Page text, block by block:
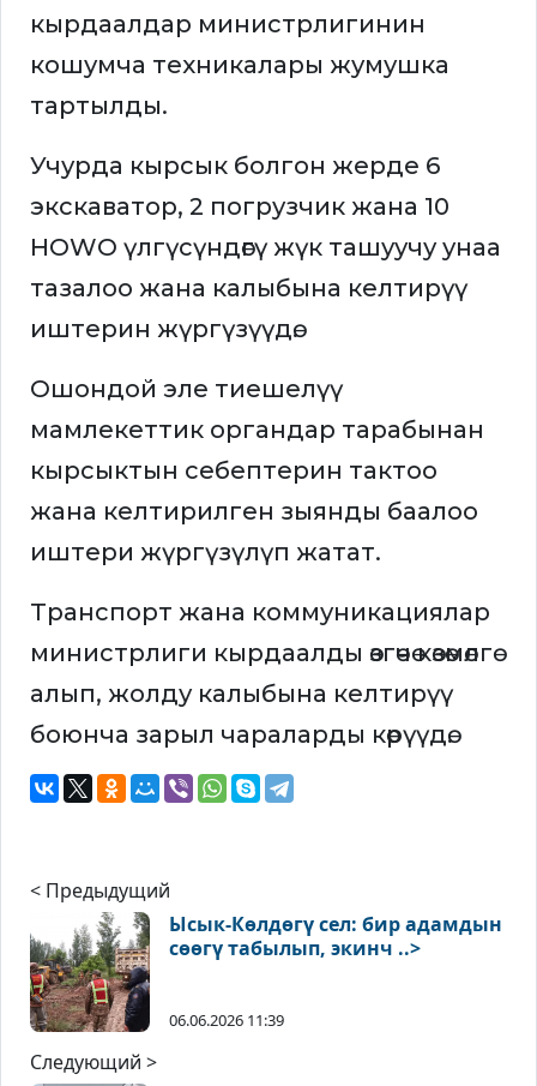
кырдаалдар министрлигинин
кошумча техникалары жумушка
тартылды.
Учурда кырсык болгон жерде 6
экскаватор, 2 погрузчик жана 10
HOWO үлгүсүндөгү жүк ташуучу унаа
тазалоо жана калыбына келтирүү
иштерин жүргүзүүдө.
Ошондой эле тиешелүү
мамлекеттик органдар тарабынан
кырсыктын себептерин тактоо
жана келтирилген зыянды баалоо
иштери жүргүзүлүп жатат.
Транспорт жана коммуникациялар
министрлиги кырдаалды өзгөчө көзөмөлгө
алып, жолду калыбына келтирүү
боюнча зарыл чараларды көрүүдө.
< Предыдущий
Ысык-Көлдөгү сел: бир адамдын
сөөгү табылып, экинч ..>
06.06.2026 11:39
Следующий >